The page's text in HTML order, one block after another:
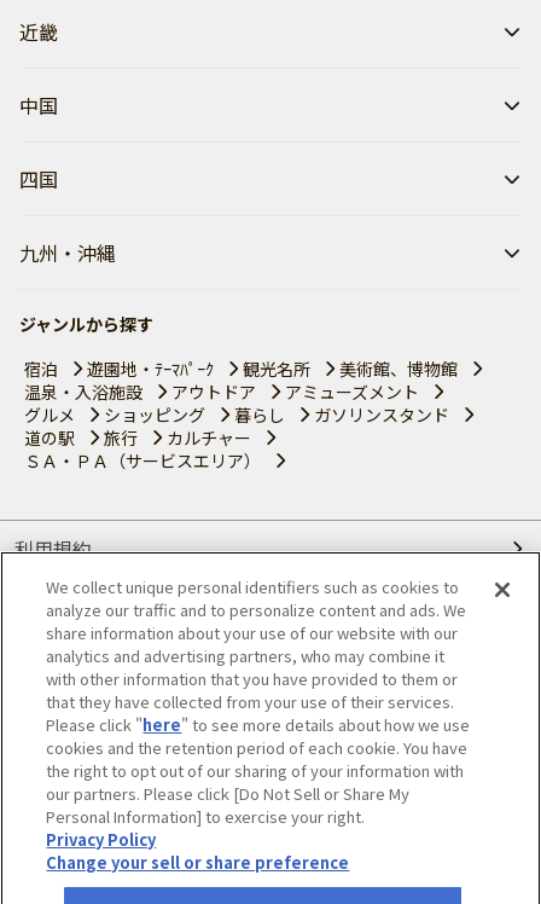
近畿
中国
四国
九州・沖縄
ジャンルから探す
宿泊
遊園地・ﾃｰﾏﾊﾟｰｸ 観光名所
美術館、博物館
温泉・入浴施設
アウトドア
アミューズメント
グルメ
ショッピング 暮らし
ガソリンスタンド
道の駅
旅行
カルチャー
ＳＡ・ＰＡ（サービスエリア）
利用規約
個人情報の取り扱いについて
会員優待サービスの提携をご検討の方へ
JAFホームページ
© JAPAN AUTOMOBILE FEDERATION. All rights reserved.
We collect unique personal identifiers such as cookies to
analyze our traffic and to personalize content and ads. We
share information about your use of our website with our
analytics and advertising partners, who may combine it
with other information that you have provided to them or
that they have collected from your use of their services.
Please click "here" to see more details about how we use
cookies and the retention period of each cookie. You have
the right to opt out of our sharing of your information with
our partners. Please click [Do Not Sell or Share My
Personal Information] to exercise your right.
Privacy Policy
Change your sell or share preference